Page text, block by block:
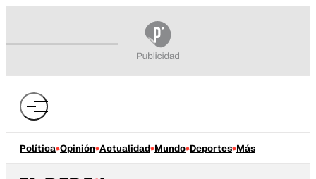
Política Opinión Actualidad Mundo Deportes Más